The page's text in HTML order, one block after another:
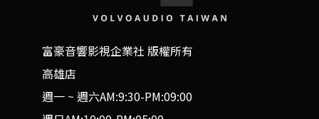
富豪音響影視企業社 版權所有
高雄店
週一 ~ 週六AM:9:30-PM:09:00